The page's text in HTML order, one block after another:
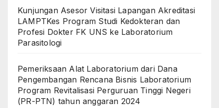
Kunjungan Asesor Visitasi Lapangan Akreditasi
LAMPTKes Program Studi Kedokteran dan
Profesi Dokter FK UNS ke Laboratorium
Parasitologi
Pemeriksaan Alat Laboratorium dari Dana
Pengembangan Rencana Bisnis Laboratorium
Program Revitalisasi Perguruan Tinggi Negeri
(PR-PTN) tahun anggaran 2024